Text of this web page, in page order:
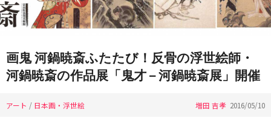
画鬼 河鍋暁斎ふたたび！反骨の浮世絵師・
河鍋暁斎の作品展「鬼才 – 河鍋暁斎展」開催
アート / 日本画・浮世絵 増田 吉孝 2016/05/10